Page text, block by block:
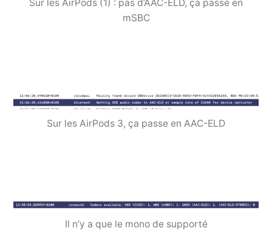
Sur les AirPods (1) : pas d’AAC-ELD, ça passe en
mSBC
Sur les AirPods 3, ça passe en AAC-ELD
Il n’y a que le mono de supporté